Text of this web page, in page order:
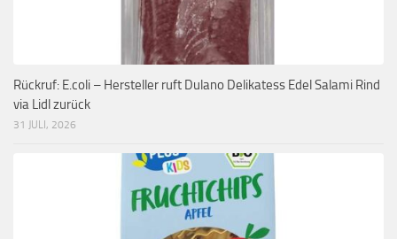
Rückruf: E.coli – Hersteller ruft Dulano Delikatess Edel Salami Rind
via Lidl zurück
31 JULI, 2026